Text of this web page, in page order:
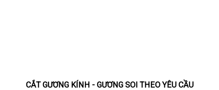
CẮT GƯƠNG KÍNH - GƯƠNG SOI THEO YÊU CẦU